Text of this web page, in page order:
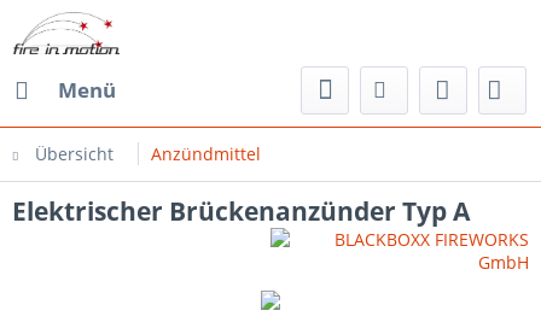
Menü
Übersicht Anzündmittel
Elektrischer Brückenanzünder Typ A